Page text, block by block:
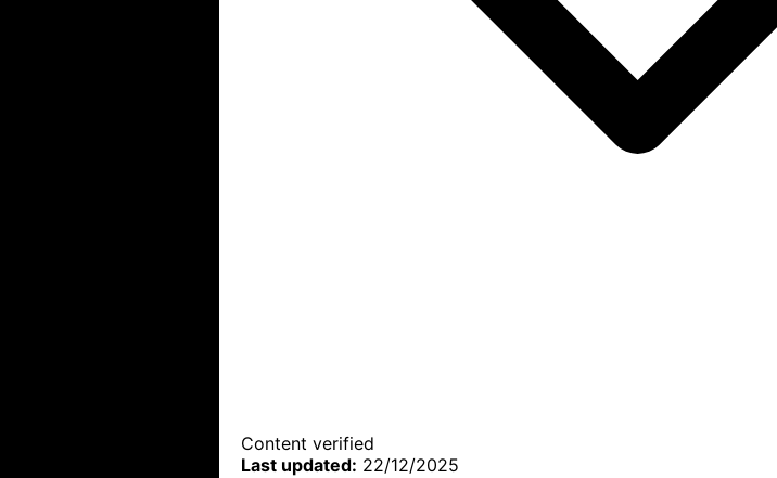
Content verified
Last updated: 22/12/2025